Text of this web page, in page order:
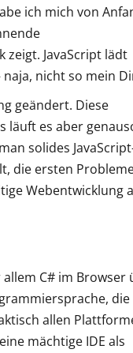
ich mich von
JavaScript lädt
nicht so mein
geändert. Diese
läuft es aber
solides
die ersten
Webentwicklung
C# im Browser
die
allen
mächtige IDE als